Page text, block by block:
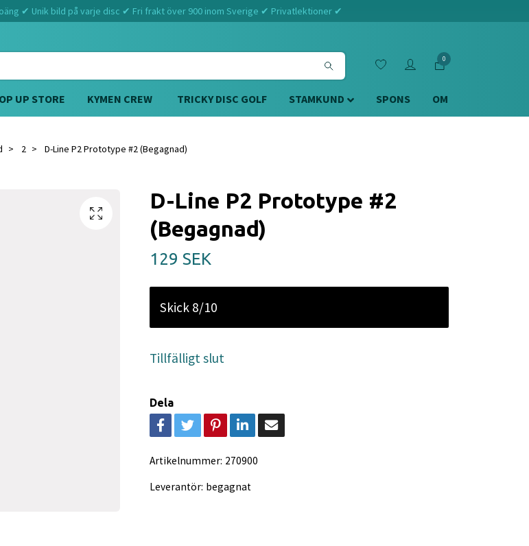
✔ Unik bild på varje disc ✔ Fri frakt över 900 inom Sverige ✔ Privatlektioner ✔
0
UP STORE KYMEN CREW TRICKY DISC GOLF STAMKUND SPONS OM
2 D-Line P2 Prototype #2 (Begagnad)
D-Line P2 Prototype #2
(Begagnad)
129 SEK
Skick 8/10
Tillfälligt slut
Dela
Artikelnummer: 270900
Leverantör: begagnat